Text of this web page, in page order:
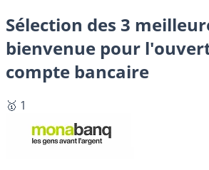
Sélection des 3
bienvenue pour
compte bancaire
🥇 1